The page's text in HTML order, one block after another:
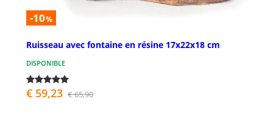
-10%
Ruisseau avec fontaine en résine 17x22x18 cm
DISPONIBLE
€ 59,23 € 65,90